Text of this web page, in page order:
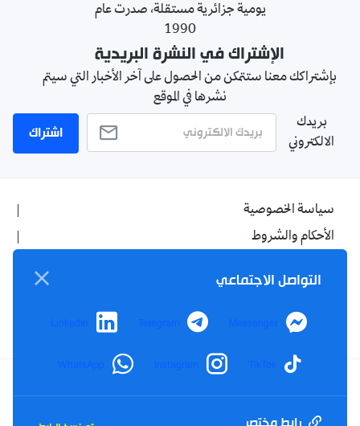
يومية جزائرية مستقلة، صدرت عام
1990
الإشتراك في النشرة البريدية
بإشتراكك معنا ستتمكن من الحصول على آخر الأخبار التي سيتم
نشرها في الموقع
بريدك
الالكتروني
اشتراك
سياسة الخصوصية
الأحكام والشروط
اتصل بنا
من نحن
Facebook
YouTube
TikTok
Twitter
التواصل الاجتماعي
Messenger
Telegram
LinkedIn
TikTok
Instagram
WhatsApp